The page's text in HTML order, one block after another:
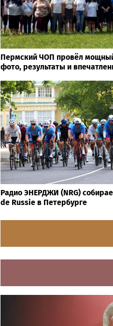
Пермский ЧОП провёл
фото, результаты и
Радио ЭНЕРДЖИ (NRG)
de Russie в Петербурге